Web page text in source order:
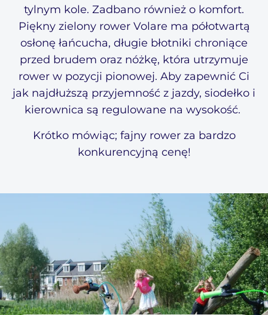
tylnym kole. Zadbano również o komfort.
Piękny zielony rower Volare ma półotwartą
osłonę łańcucha, długie błotniki chroniące
przed brudem oraz nóżkę, która utrzymuje
rower w pozycji pionowej. Aby zapewnić Ci
jak najdłuższą przyjemność z jazdy, siodełko i
kierownica są regulowane na wysokość.
Krótko mówiąc; fajny rower za bardzo
konkurencyjną cenę!